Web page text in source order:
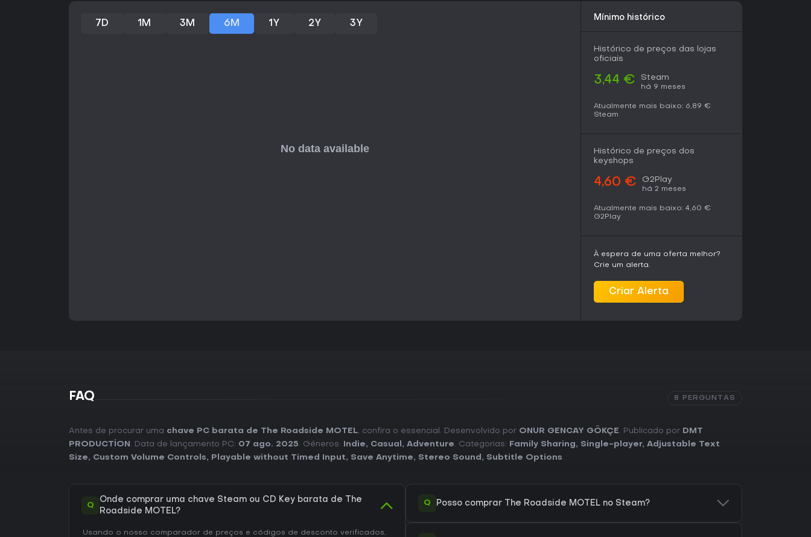
7D 1M 3M 6M 1Y 2Y 3Y
Mínimo histórico
Histórico de preços das lojas
oficiais
3,44 € Steam
há 9 meses
Atualmente mais baixo: 6,89 €
Steam
Histórico de preços dos
keyshops
4,60 € G2Play
há 2 meses
Atualmente mais baixo: 4,60 €
G2Play
À espera de uma oferta melhor?
Crie um alerta.
Criar Alerta
FAQ 8 PERGUNTAS
Antes de procurar uma chave PC barata de The Roadside MOTEL, confira o essencial. Desenvolvido por ONUR GENCAY GÖKÇE. Publicado por DMT
PRODUCTİON . Data de lançamento PC: 07 ago. 2025. Géneros: Indie, Casual , Adventure. Categorias: Family Sharing, Single-player, Adjustable Text
Size, Custom Volume Controls, Playable without Timed Input, Save Anytime, Stereo Sound , Subtitle Options.
Q
Onde comprar uma chave Steam ou CD Key barata de The
Roadside MOTEL?
Usando o nosso comparador de preços e códigos de desconto verificados,
Q Posso comprar The Roadside MOTEL no Steam?